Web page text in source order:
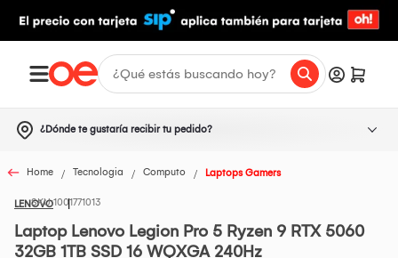
¿Dónde te gustaría recibir tu pedido?
Home Tecnologia Computo Laptops Gamers
LENOVO1001771013
Laptop Lenovo Legion Pro 5 Ryzen 9 RTX 5060
32GB 1TB SSD 16 WQXGA 240Hz